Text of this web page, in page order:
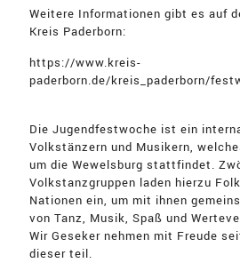
Weitere Informationen gibt es auf
Kreis Paderborn:
https://www.kreis-
paderborn.de/kreis_paderborn/
Die Jugendfestwoche ist ein
Volkstänzern und Musikern,
um die Wewelsburg stattfindet.
Volkstanzgruppen laden hierzu
Nationen ein, um mit ihnen
von Tanz, Musik, Spaß und
Wir Geseker nehmen mit Freude
dieser teil.